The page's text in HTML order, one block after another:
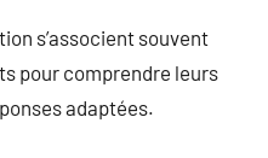
s’associent souvent
pour comprendre leurs
adaptées.